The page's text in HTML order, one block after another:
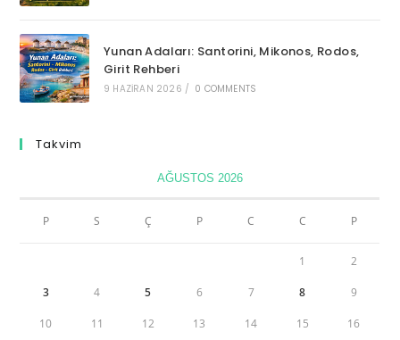
Yunan Adaları: Santorini, Mikonos, Rodos,
Girit Rehberi
9 HAZIRAN 2026 / 0 COMMENTS
Takvim
AĞUSTOS 2026
P S Ç P C C P
1 2
3 4 5 6 7 8 9
10 11 12 13 14 15 16